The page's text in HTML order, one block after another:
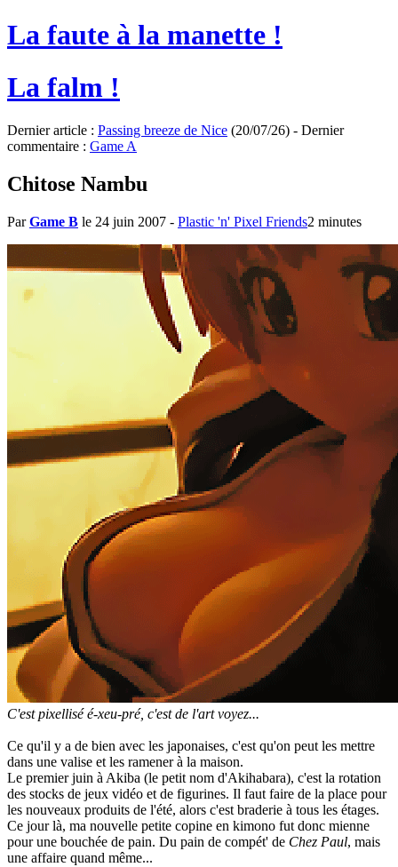
La faute à la manette !
La falm !
Dernier article : Passing breeze de Nice (20/07/26) - Dernier
commentaire : Game A
Chitose Nambu
ParGame B le 24 juin 2007 - Plastic 'n' Pixel Friends2 minutes
C'est pixellisé é-xeu-pré, c'est de l'art voyez...
Ce qu'il y a de bien avec les japonaises, c'est qu'on peut les mettre
dans une valise et les ramener à la maison.
Le premier juin à Akiba (le petit nom d'Akihabara), c'est la rotation
des stocks de jeux vidéo et de figurines. Il faut faire de la place pour
les nouveaux produits de l'été, alors c'est braderie à tous les étages.
Ce jour là, ma nouvelle petite copine en kimono fut donc mienne
pour une bouchée de pain. Du pain de compét' de Chez Paul, mais
une affaire quand même...